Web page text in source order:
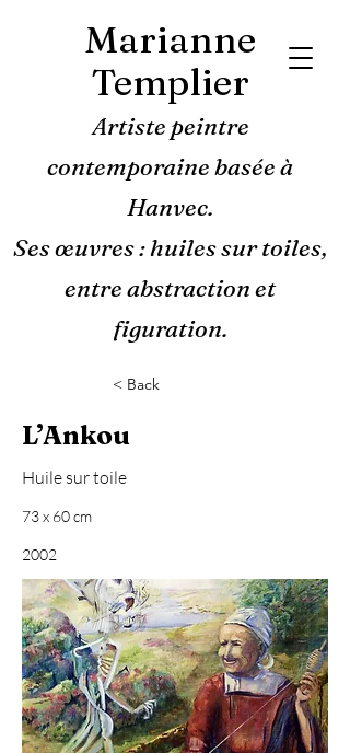
Marianne
Templier
Artiste peintre
contemporaine basée à
Hanvec.
Ses œuvres : huiles sur toiles,
entre abstraction et
figuration.
< Back
L’Ankou
Huile sur toile
73 x 60 cm
2002